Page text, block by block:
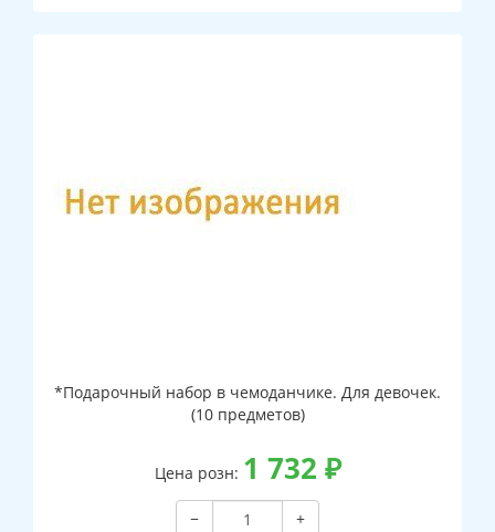
*Подарочный набор в чемоданчике. Для девочек.
(10 предметов)
Цена розн: 1 732 ₽
−
+